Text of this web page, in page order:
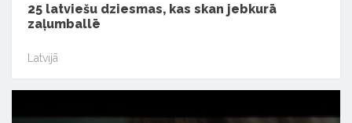
25 latviešu dziesmas, kas skan jebkurā
zaļumballē
Latvijā